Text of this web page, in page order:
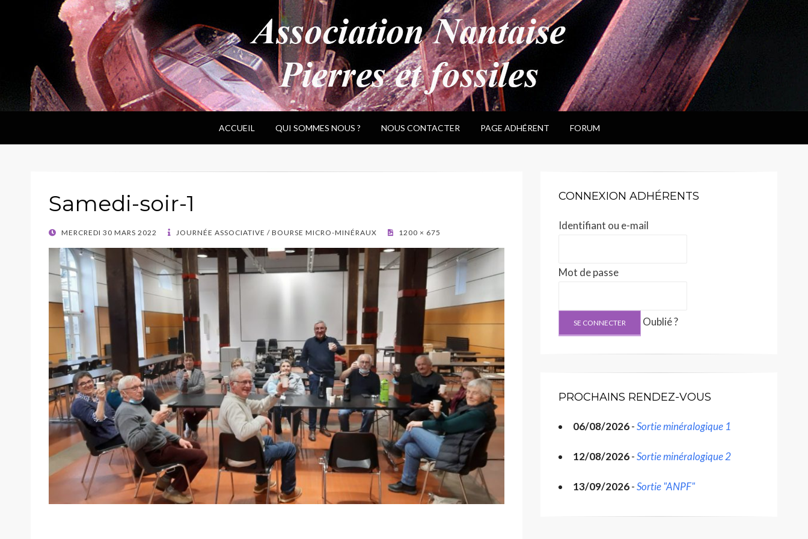
ANPF
Association Nantaise Pierres et Fossiles
ACCUEIL QUI SOMMES NOUS ? NOUS CONTACTER PAGE ADHÉRENT FORUM
Samedi-soir-1
POSTED
MERCREDI 30 MARS 2022 JOURNÉE ASSOCIATIVE / BOURSE MICRO-MINÉRAUX 1200 × 675
CONNEXION ADHÉRENTS
Identifiant ou e-mail
Mot de passe
Oublié ?
PROCHAINS RENDEZ-VOUS
06/08/2026-Sortie minéralogique 1
12/08/2026-Sortie minéralogique 2
13/09/2026-Sortie "ANPF"